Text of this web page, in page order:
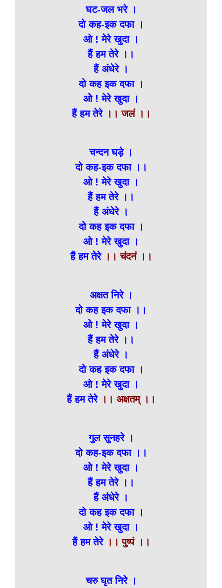
घट-जल भरे ।
दो कह-इक दफा ।
ओ ! मेरे खुदा ।
हैं हम तेरे ।।
हैं अंधेरे ।
दो कह इक दफा ।
ओ ! मेरे खुदा ।
हैं हम तेरे ।। जलं ।।
चन्दन घड़े ।
दो कह-इक दफा ।।
ओ ! मेरे खुदा ।
हैं हम तेरे ।।
हैं अंधेरे ।
दो कह इक दफा ।
ओ ! मेरे खुदा ।
हैं हम तेरे ।। चंदनं ।।
अक्षत निरे ।
दो कह इक दफा ।।
ओ ! मेरे खुदा ।
हैं हम तेरे ।।
हैं अंधेरे ।
दो कह इक दफा ।
ओ ! मेरे खुदा ।
हैं हम तेरे।। अक्षतम् ।।
गुल सुनहरे ।
दो कह-इक दफा ।।
ओ ! मेरे खुदा ।
हैं हम तेरे ।।
हैं अंधेरे ।
दो कह इक दफा ।
ओ ! मेरे खुदा ।
हैं हम तेरे ।। पुष्पं ।।
चरु घृत निरे ।